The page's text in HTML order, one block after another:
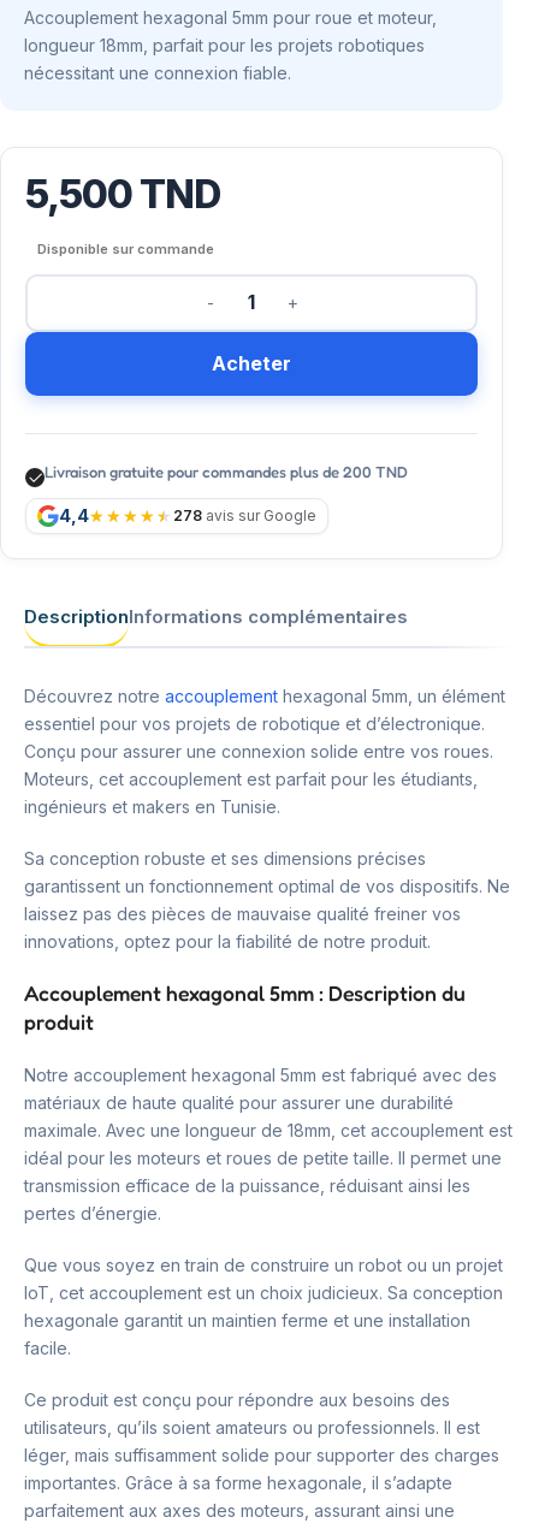
Accouplement hexagonal 5mm pour roue et moteur,
longueur 18mm, parfait pour les projets robotiques
nécessitant une connexion fiable.
5,500TND
Disponible sur commande
Acheter
Livraison gratuite pour commandes plus de 200 TND
4,4 278 avis sur Google
DescriptionInformations complémentaires
Découvrez notre accouplement hexagonal 5mm, un élément
essentiel pour vos projets de robotique et d’électronique.
Conçu pour assurer une connexion solide entre vos roues.
Moteurs, cet accouplement est parfait pour les étudiants,
ingénieurs et makers en Tunisie.
Sa conception robuste et ses dimensions précises
garantissent un fonctionnement optimal de vos dispositifs. Ne
laissez pas des pièces de mauvaise qualité freiner vos
innovations, optez pour la fiabilité de notre produit.
Accouplement hexagonal 5mm : Description du
produit
Notre accouplement hexagonal 5mm est fabriqué avec des
matériaux de haute qualité pour assurer une durabilité
maximale. Avec une longueur de 18mm, cet accouplement est
idéal pour les moteurs et roues de petite taille. Il permet une
transmission efficace de la puissance, réduisant ainsi les
pertes d’énergie.
Que vous soyez en train de construire un robot ou un projet
IoT, cet accouplement est un choix judicieux. Sa conception
hexagonale garantit un maintien ferme et une installation
facile.
Ce produit est conçu pour répondre aux besoins des
utilisateurs, qu’ils soient amateurs ou professionnels. Il est
léger, mais suffisamment solide pour supporter des charges
importantes. Grâce à sa forme hexagonale, il s’adapte
parfaitement aux axes des moteurs, assurant ainsi une